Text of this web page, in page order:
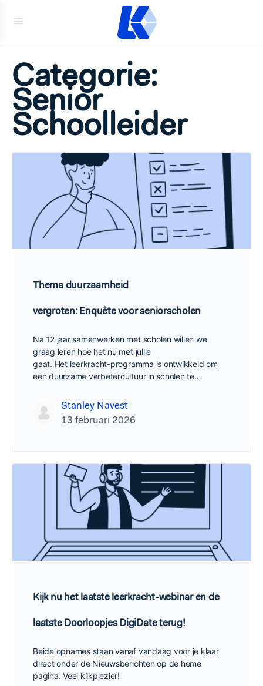
Categorie:
Senior
Schoolleider
Thema duurzaamheid
vergroten: Enquête voor seniorscholen
Na 12 jaar samenwerken met scholen willen we
graag leren hoe het nu met jullie
gaat. Het leerkracht-programma is ontwikkeld om
een duurzame verbetercultuur in scholen te…
Stanley Navest
13 februari 2026
Kijk nu het laatste leerkracht-webinar en de
laatste Doorloopjes DigiDate terug!
Beide opnames staan vanaf vandaag voor je klaar
direct onder de Nieuwsberichten op de home
pagina. Veel kijkplezier!